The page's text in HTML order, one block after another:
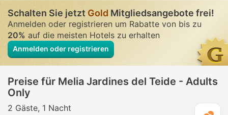
uneinsehbar
Schalten Sie jetztGold Mitgliedsangebote frei!
Anmelden oder registrieren um Rabatte von bis zu
20%auf die meisten Hotels zu erhalten
Anmelden oder registrieren
Preise für Melia Jardines del Teide - Adults
Only
2 Gäste 1 Nacht